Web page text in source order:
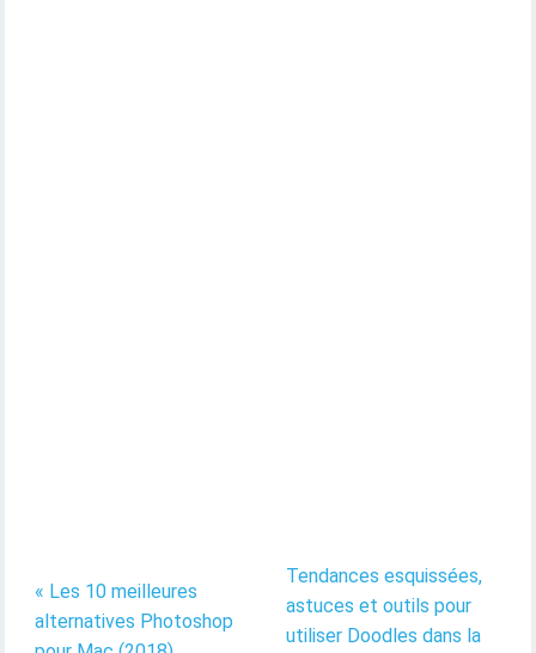
« Les 10 meilleures
alternatives Photoshop
Tendances esquissées,
astuces et outils pour
utiliser Doodles dans la